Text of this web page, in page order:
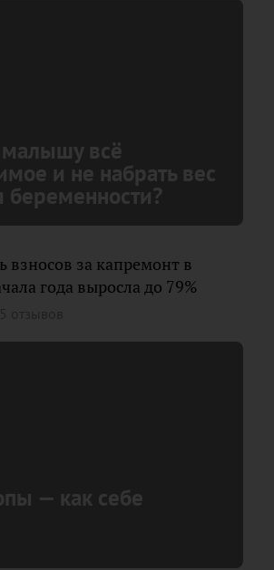
малышу всё
и не набрать вес
беременности?
взносов за капремонт в
года выросла до 79%
— как себе